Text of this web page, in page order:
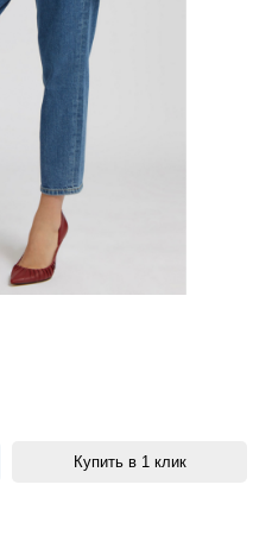
Купить в 1 клик